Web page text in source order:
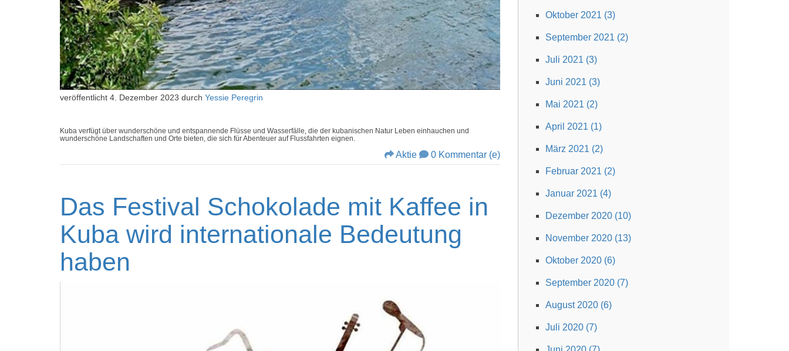
Oktober 2021 (3)
September 2021 (2)
Juli 2021 (3)
Juni 2021 (3)
Mai 2021 (2)
April 2021 (1)
März 2021 (2)
Februar 2021 (2)
Januar 2021 (4)
Dezember 2020 (10)
November 2020 (13)
Oktober 2020 (6)
September 2020 (7)
August 2020 (6)
Juli 2020 (7)
veröffentlicht 4. Dezember 2023 durch Yessie Peregrin
Kuba verfügt über wunderschöne und entspannende Flüsse und Wasserfälle, die der kubanischen Natur Leben einhauchen und
wunderschöne Landschaften und Orte bieten, die sich für Abenteuer auf Flussfahrten eignen.
Aktie 0 Kommentar (e)
Das Festival Schokolade mit Kaffee in
Kuba wird internationale Bedeutung
haben